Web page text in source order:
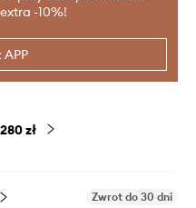
-10%!
APP
280 zł
Zwrot do 30 dni